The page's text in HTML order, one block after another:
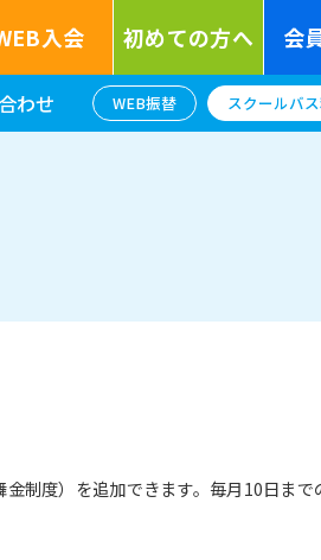
入会 初めての方へ 会
わせ WEB振替 スクールバ
制度）を追加できます。毎月10日ま